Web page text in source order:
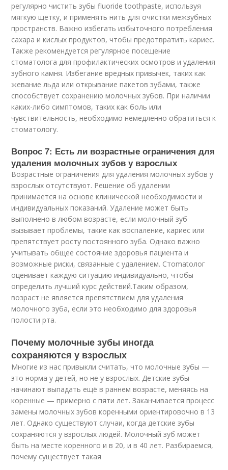
регулярно чистить зубы fluoride toothpaste, используя
мягкую щетку, и применять нить для очистки межзубных
пространств. Важно избегать избыточного потребления
сахара и кислых продуктов, чтобы предотвратить кариес.
Также рекомендуется регулярное посещение
стоматолога для профилактических осмотров и удаления
зубного камня. Избегание вредных привычек, таких как
жевание льда или открывание пакетов зубами, также
способствует сохранению молочных зубов. При наличии
каких-либо симптомов, таких как боль или
чувствительность, необходимо немедленно обратиться к
стоматологу.
Вопрос 7: Есть ли возрастные ограничения для
удаления молочных зубов у взрослых
Возрастные ограничения для удаления молочных зубов у
взрослых отсутствуют. Решение об удалении
принимается на основе клинической необходимости и
индивидуальных показаний. Удаление может быть
выполнено в любом возрасте, если молочный зуб
вызывает проблемы, такие как воспаление, кариес или
препятствует росту постоянного зуба. Однако важно
учитывать общее состояние здоровья пациента и
возможные риски, связанные с удалением. Стomatолог
оценивает каждую ситуацию индивидуально, чтобы
определить лучший курс действий.Таким образом,
возраст не является препятствием для удаления
молочного зуба, если это необходимо для здоровья
полости рта.
Почему молочные зубы иногда
сохраняются у взрослых
Многие из нас привыкли считать, что молочные зубы —
это норма у детей, но не у взрослых. Детские зубы
начинают выпадать ещё в раннем возрасте, меняясь на
коренные — примерно с пяти лет. Заканчивается процесс
замены молочных зубов коренными ориентировочно в 13
лет. Однако существуют случаи, когда детские зубы
сохраняются у взрослых людей. Молочный зуб может
быть на месте коренного и в 20, и в 40 лет. Разбираемся,
почему существует такая